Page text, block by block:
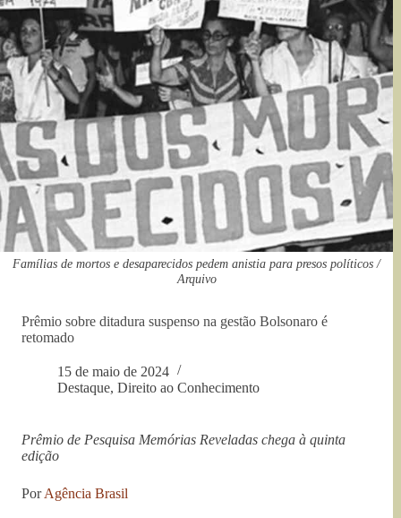
Famílias de mortos e desaparecidos pedem anistia para presos políticos /
Arquivo
Prêmio sobre ditadura suspenso na gestão Bolsonaro é
retomado
15 de maio de 2024
Destaque, Direito ao Conhecimento
Prêmio de Pesquisa Memórias Reveladas chega à quinta
edição
PorAgência Brasil